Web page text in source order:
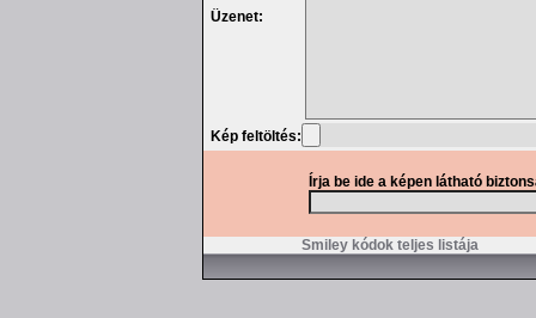
Üzenet:
Kép feltöltés:
Írja be ide a képen látható
Smiley kódok teljes listája